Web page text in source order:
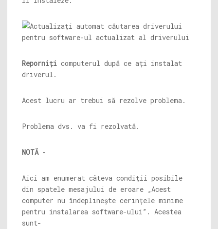
Reporniți computerul după ce ați instalat
driverul.
Acest lucru ar trebui să rezolve problema.
Problema dvs. va fi rezolvată.
NOTĂ-
Aici am enumerat câteva condiții posibile
din spatele mesajului de eroare „Acest
computer nu îndeplinește cerințele minime
pentru instalarea software-ului”. Acestea
sunt-